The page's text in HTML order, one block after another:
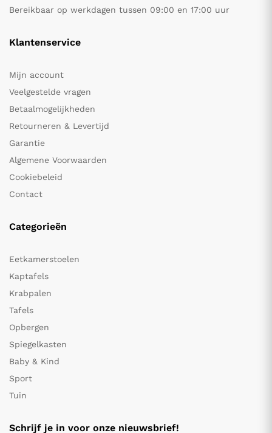
Bereikbaar op werkdagen tussen 09:00 en 17:00 uur
Klantenservice
Mijn account
Veelgestelde vragen
Betaalmogelijkheden
Retourneren & Levertijd
Garantie
Algemene Voorwaarden
Cookiebeleid
Contact
Categorieën
Eetkamerstoelen
Kaptafels
Krabpalen
Tafels
Opbergen
Spiegelkasten
Baby & Kind
Sport
Tuin
Schrijf je in voor onze nieuwsbrief!